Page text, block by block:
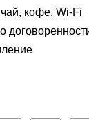
кофе, Wi-Fi